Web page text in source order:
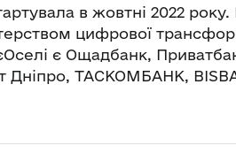
в жовтні 2022 року.
цифрової
є Ощадбанк,
Дніпро, ТАСКОМБАНК,